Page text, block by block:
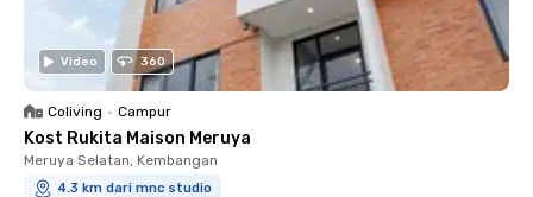
Video 360
Coliving • Campur
Kost Rukita Maison Meruya
Meruya Selatan, Kembangan
4.3 km dari mnc studio